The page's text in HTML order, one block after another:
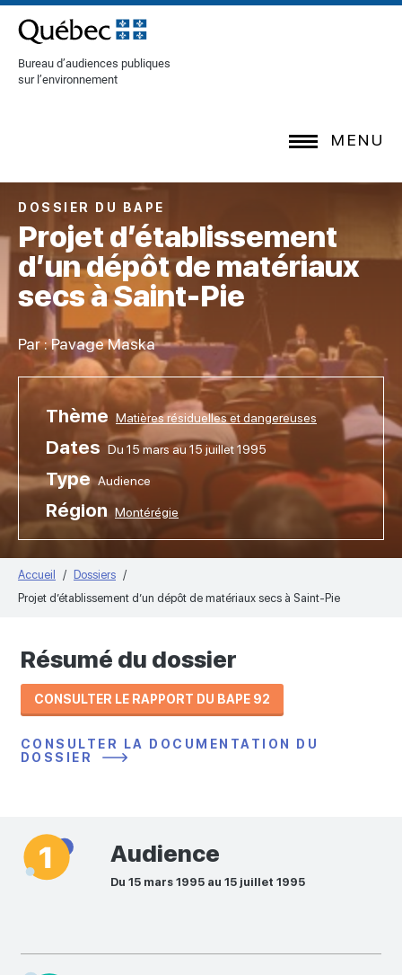
[Common.SkipToContent]
Bureau d’audiences publiques
sur l’environnement
MENU
DOSSIER DU BAPE
Projet d’établissement
d’un dépôt de matériaux
secs à Saint-Pie
Par : Pavage Maska
Thème Matières résiduelles et dangereuses
Dates Du 15 mars au 15 juillet 1995
Type Audience
Région Montérégie
Accueil
Dossiers
Projet d’établissement d’un dépôt de matériaux secs à Saint-Pie
Résumé du dossier
CONSULTER LE RAPPORT DU BAPE 92
CONSULTER LA DOCUMENTATION DU
DOSSIER
Audience
Du 15 mars 1995 au 15 juillet 1995